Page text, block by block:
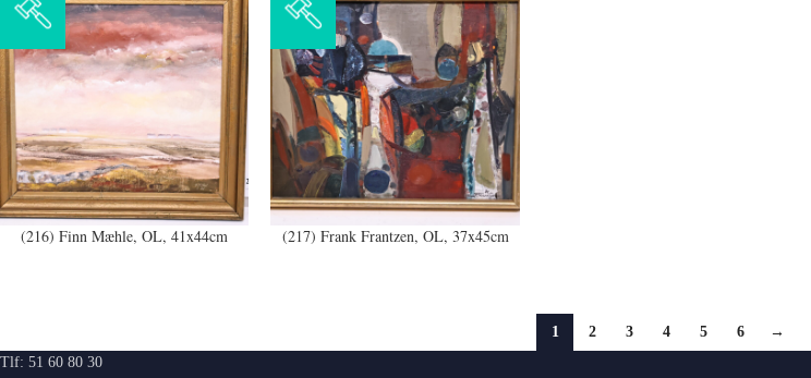
(216) Finn Mæhle, OL, 41x44cm (217) Frank Frantzen, OL, 37x45cm
1 2 3 4 5 6
→
Tlf: 51 60 80 30